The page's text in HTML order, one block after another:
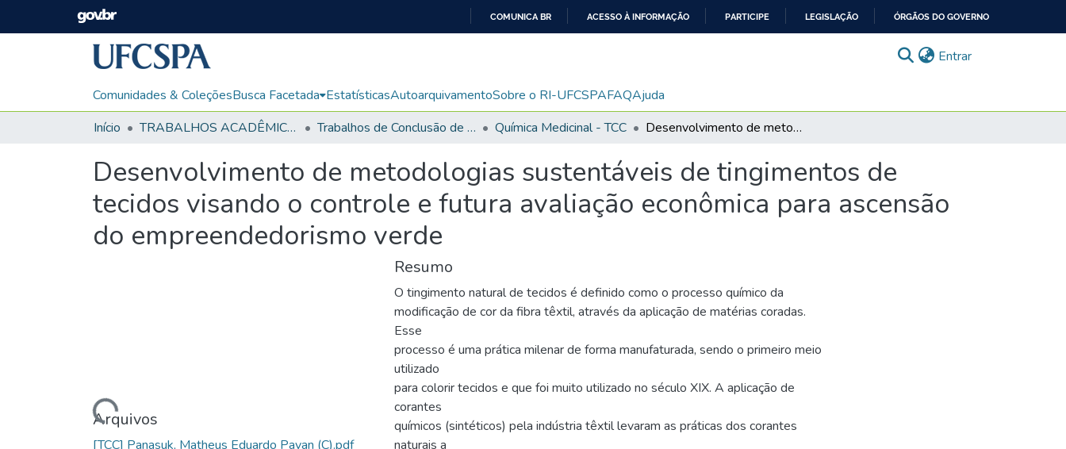
CONTEÚDO
COMUNICA BR ACESSO À INFORMAÇÃO PARTICIPE LEGISLAÇÃO ÓRGÃOS DO GOVERNO
Entrar(current)
Comunidades & ColeçõesBusca Facetada EstatísticasAutoarquivamentoSobre o RI-UFCSPAFAQAjuda
Início
TRABALHOS ACADÊMICOS Trabalhos de Conclusão de Curso de Graduação Química Medicinal - TCC Desenvolvimento de metodologias sustentáveis de tingimentos de tecidos visando o controle e futura avaliação econômica para ascensão do empreendedorismo verde
Desenvolvimento de metodologias sustentáveis de tingimentos de
tecidos visando o controle e futura avaliação econômica para ascensão
do empreendedorismo verde
Carregando...
Arquivos
[TCC] Panasuk, Matheus Eduardo Pavan (C).pdf
Resumo
O tingimento natural de tecidos é definido como o processo químico da
modificação de cor da fibra têxtil, através da aplicação de matérias coradas.
Esse
processo é uma prática milenar de forma manufaturada, sendo o primeiro meio
utilizado
para colorir tecidos e que foi muito utilizado no século XIX. A aplicação de
corantes
químicos (sintéticos) pela indústria têxtil levaram as práticas dos corantes
naturais a